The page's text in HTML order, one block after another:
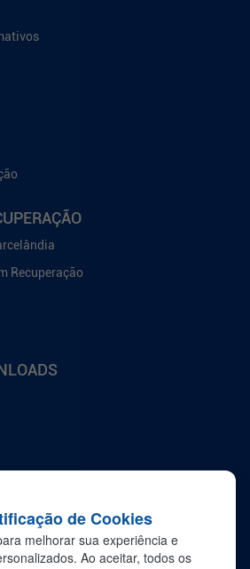
Recuperação
de Cookies
melhorar sua experiência e
Ao aceitar, todos os